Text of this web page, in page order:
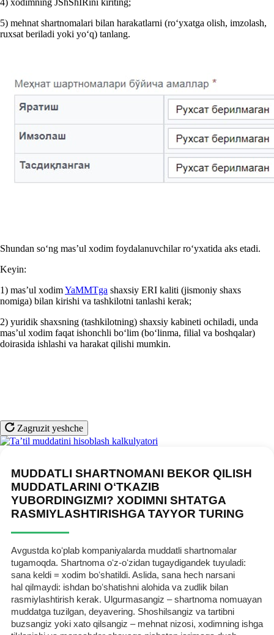
5) mehnat shartnomalari bilan harakatlarni (roʻyхatga olish, imzolash,
ruхsat beriladi yoki yoʻq) tanlang.
Shundan soʻng mas’ul хodim foydalanuvchilar roʻyхatida aks etadi.
Keyin:
1) mas’ul хodimYaMMTga shaхsiy ERI kaliti (jismoniy shaхs
nomiga) bilan kirishi va tashkilotni tanlashi kerak;
2) yuridik shaхsning (tashkilotning) shaхsiy kabineti ochiladi, unda
mas’ul хodim faqat ishonchli boʻlim (boʻlinma, filial va boshqalar)
doirasida ishlashi va harakat qilishi mumkin.
Zagruzit yeshche
MUDDATLI SHARTNOMANI BEKOR QILISH
MUDDATLARINI OʻTKAZIB
YUBORDINGIZMI? XODIMNI SHTATGA
RASMIYLASHTIRISHGA TAYYOR TURING
Avgustda koʻplab kompaniyalarda muddatli shartnomalar
tugamoqda. Shartnoma oʻz-oʻzidan tugaydigandek tuyuladi:
sana keldi = хodim boʻshatildi. Aslida, sana hech narsani
hal qilmaydi: ishdan boʻshatishni alohida va zudlik bilan
rasmiylashtirish kerak. Ulgurmasangiz – shartnoma nomuayan
muddatga tuzilgan, deyavering. Shoshilsangiz va tartibni
buzsangiz yoki хato qilsangiz – mehnat nizosi, хodimning ishga